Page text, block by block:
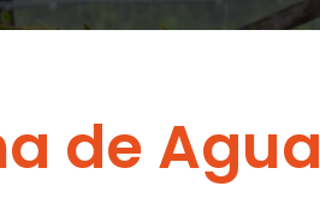
de Agua